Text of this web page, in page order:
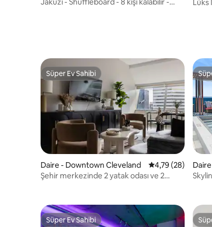
Lüks
Süper Ev Sahibi
Süper Ev Sahibi
Daire - Downtown Cleveland 5 üzerinden
4,79 (28)
Şehir merkezinde 2 yatak odası ve 2
Süper Ev Sahibi
Süper Ev Sahibi